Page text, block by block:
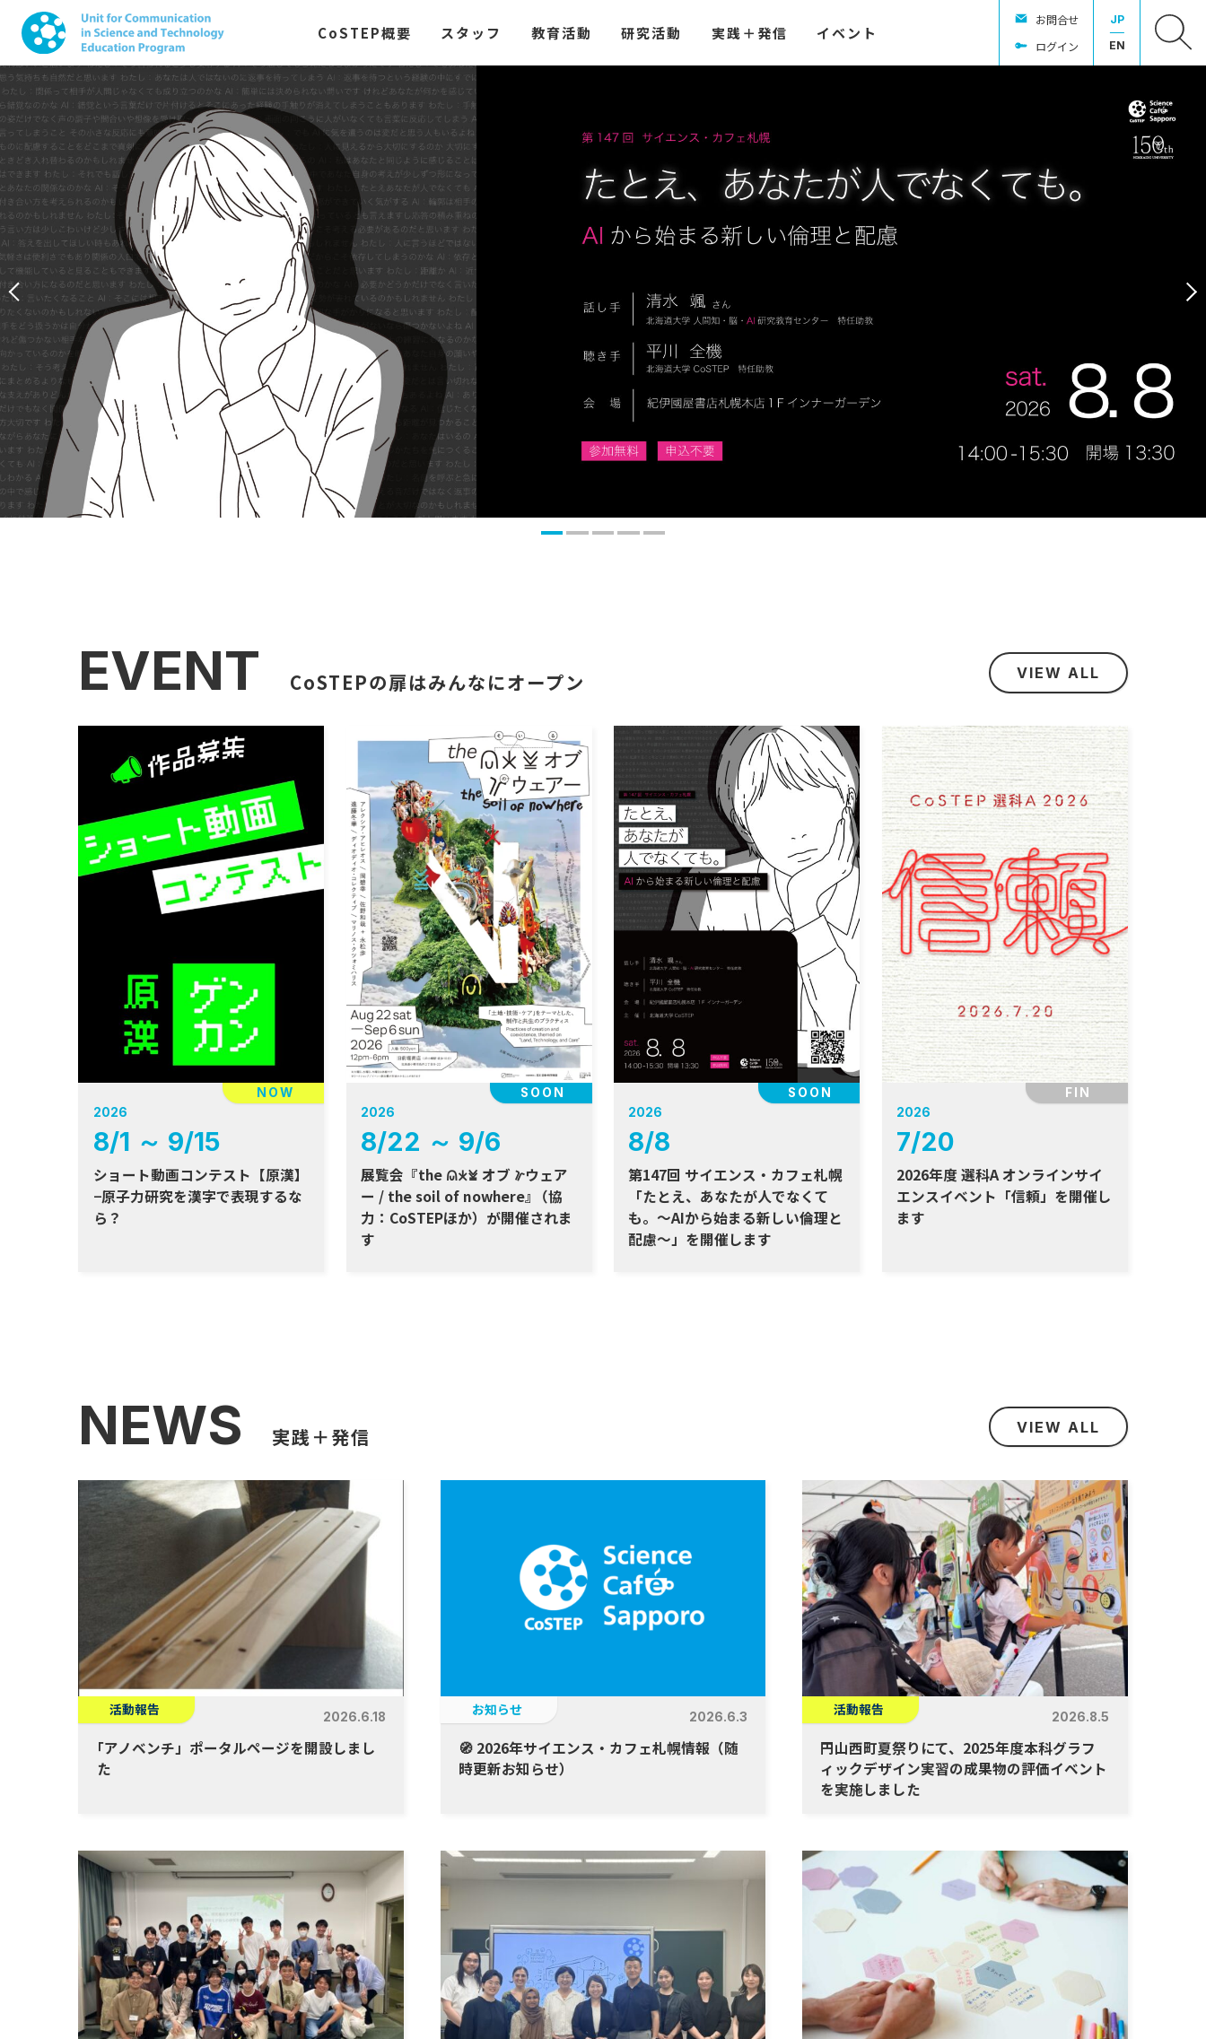
CoSTEP概要 スタッフ 教育活動 研究活動 実践＋発信 イベント
お問合せ
ログイン
JP
EN
EVENT CoSTEPの扉はみんなにオープン VIEW ALL
NOW
2026
8/1 ～ 9/15
ショート動画コンテスト【原漢】
−原子力研究を漢字で表現するな
ら？
SOON
2026
8/22 ～ 9/6
展覧会『the 𐠫𐠂𐠓 オブ 𐠜ウェア
ー / the soil of nowhere』
（協
力：CoSTEPほか）が開催されま
す
SOON
2026
8/8
第147回 サイエンス・カフェ札幌
「たとえ、あなたが人でなくて
も。～AIから始まる新しい倫理と
配慮～」を開催します
FIN
2026
7/20
2026年度 選科A オンラインサイ
エンスイベント「信頼」を開催し
ます
NEWS 実践＋発信 VIEW ALL
活動報告 2026.6.18
「アノベンチ」ポータルページを開設しまし
た
お知らせ 2026.6.3
🧭 2026年サイエンス・カフェ札幌情報（随
時更新お知らせ）
活動報告 2026.8.5
円山西町夏祭りにて、2025年度本科グラフ
ィックデザイン実習の成果物の評価イベント
を実施しました